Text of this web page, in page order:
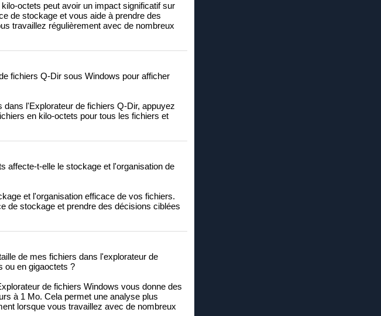
octets peut avoir un impact significatif sur
de stockage et vous aide à prendre des
travaillez régulièrement avec de nombreux
fichiers Q-Dir sous Windows pour afficher
l'Explorateur de fichiers Q-Dir, appuyez
en kilo-octets pour tous les fichiers et
affecte-t-elle le stockage et l'organisation de
et l'organisation efficace de vos fichiers.
de stockage et prendre des décisions ciblées
de mes fichiers dans l'explorateur de
ou en gigaoctets ?
de fichiers Windows vous donne des
à 1 Mo. Cela permet une analyse plus
lorsque vous travaillez avec de nombreux